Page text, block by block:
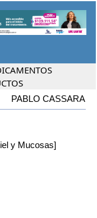
PABLO CASSARA
y Mucosas]